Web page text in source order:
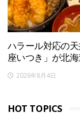
ハラール対応の
座いつき」が北
2026年8月4日
HOT TOPICS